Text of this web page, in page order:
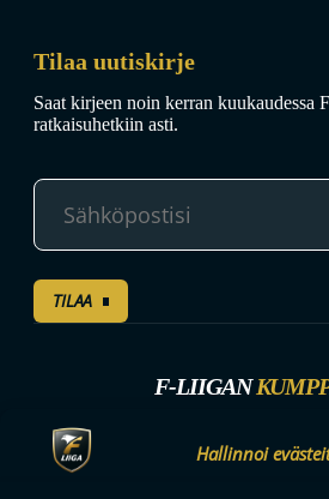
Hallinnoi
Tilaa uutiskirje
Saat kirjeen noin kerran kuukaudessa
ratkaisuhetkiin asti.
TILAA
F-LIIGAN